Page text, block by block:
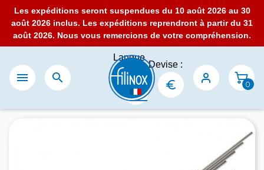
Les expéditions seront suspendues du 10 août 2026 au 30
août 2026 inclus. Les expéditions reprendront à partir du 31
août 2026. Nous vous remercions de votre compréhension.
 
Langue
:
Devise :
0